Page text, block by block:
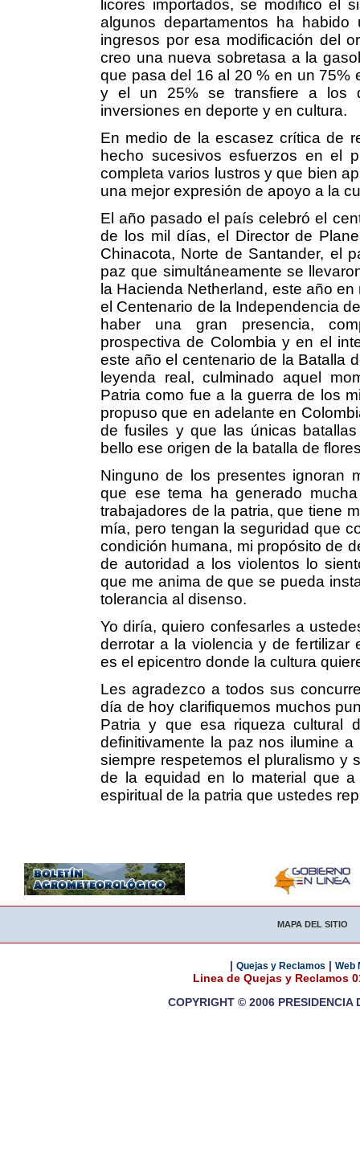
licores importados, se modifico el
algunos departamentos ha
ingresos por esa modificación del
creo una nueva sobretasa a la
que pasa del 16 al 20 % en un 75%
y el un 25% se transfiere a los
inversiones en deporte y en cultura.
En medio de la escasez crítica de
hecho sucesivos esfuerzos en el
completa varios lustros y que bien
una mejor expresión de apoyo a la
El año pasado el país celebró el
de los mil días, el Director de
Chinacota, Norte de Santander, el
paz que simultáneamente se
la Hacienda Netherland, este año
el Centenario de la Independencia
haber una gran presencia,
prospectiva de Colombia y en el
este año el centenario de la Batalla
leyenda real, culminado aquel
Patria como fue a la guerra de los
propuso que en adelante en
de fusiles y que las únicas
bello ese origen de la batalla de
Ninguno de los presentes ignoran
que ese tema ha generado
trabajadores de la patria, que tiene
mía, pero tengan la seguridad que
condición humana, mi propósito de
de autoridad a los violentos lo
que me anima de que se pueda
tolerancia al disenso.
Yo diría, quiero confesarles a
derrotar a la violencia y de fertilizar
es el epicentro donde la cultura
Les agradezco a todos sus
día de hoy clarifiquemos muchos
Patria y que esa riqueza cultural
definitivamente la paz nos ilumine
siempre respetemos el pluralismo y
de la equidad en lo material que
espiritual de la patria que ustedes
MAPA DEL SITIO
| Quejas y Reclamos | Web
Linea de Quejas y Reclamos
COPYRIGHT © 2006 PRESIDENCIA